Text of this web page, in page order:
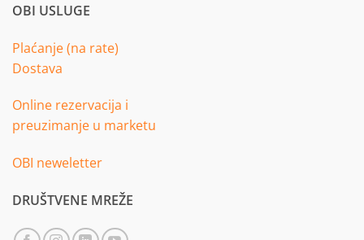
OBI USLUGE
Plaćanje (na rate)
Dostava
Online rezervacija i
preuzimanje u marketu
OBI neweletter
DRUŠTVENE MREŽE